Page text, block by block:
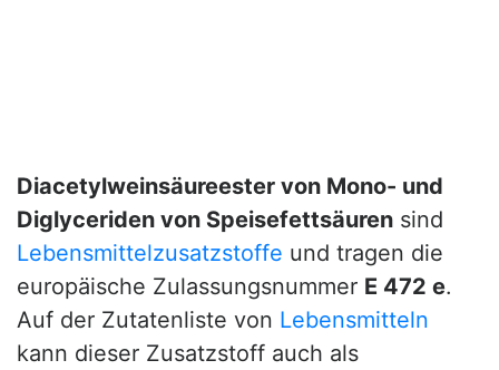
Diacetylweinsäureester von Mono- und
Diglyceriden von Speisefettsäuren sind
Lebensmittelzusatzstoffe und tragen die
europäische Zulassungsnummer E 472 e.
Auf der Zutatenliste von Lebensmitteln
kann dieser Zusatzstoff auch als